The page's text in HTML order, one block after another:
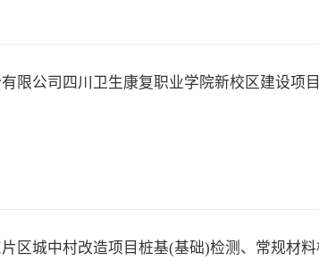
限公司四川卫生康复职业学院新校区建设
区城中村改造项目桩基(基础)检测、常规材